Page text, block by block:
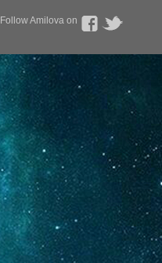
Follow Amilova on